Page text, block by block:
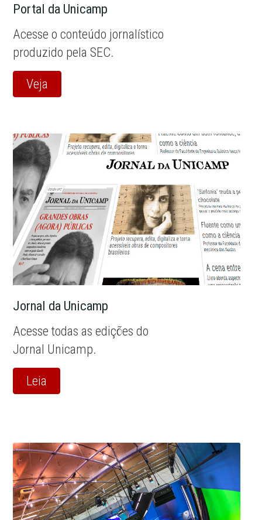
Portal da Unicamp
Acesse o conteúdo jornalístico
produzido pela SEC.
Veja
Jornal da Unicamp
Acesse todas as edições do
Jornal Unicamp.
Leia